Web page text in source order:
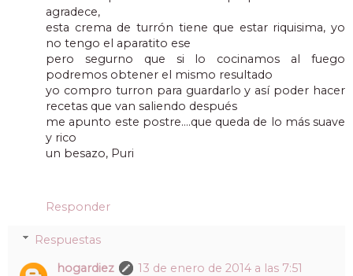
agradece,
esta crema de turrón tiene que estar riquisima, yo
no tengo el aparatito ese
pero segurno que si lo cocinamos al fuego
podremos obtener el mismo resultado
yo compro turron para guardarlo y así poder hacer
recetas que van saliendo después
me apunto este postre....que queda de lo más suave
y rico
un besazo, Puri
Responder
Respuestas
hogardiez
13 de enero de 2014 a las 7:51